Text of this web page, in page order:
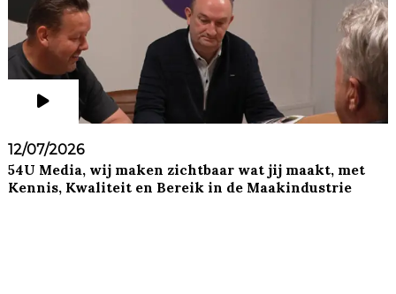
12/07/2026
54U Media, wij maken zichtbaar wat jij maakt, met
Kennis, Kwaliteit en Bereik in de Maakindustrie